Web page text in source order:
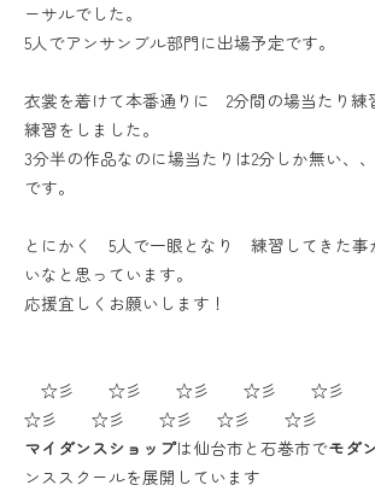
ーサルでした。
5人でアンサンブル部門に出場予定です。
衣裳を着けて本番通りに 2分間の場当たり練
練習をしました。
3分半の作品なのに場当たりは2分しか無い、
です。
とにかく 5人で一眼となり 練習してきた事
いなと思っています。
応援宜しくお願いします！
☆彡 ☆彡 ☆彡 ☆彡 ☆彡
☆彡 ☆彡 ☆彡 ☆彡 ☆彡
マイダンスショップは仙台市と石巻市でモダ
ンススクールを展開しています